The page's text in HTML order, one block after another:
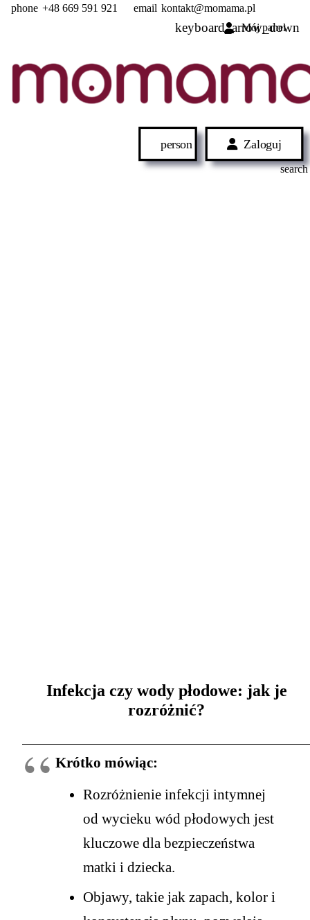
phone +48 669 591 921 email kontakt@momama.pl
Mój panel
person Zaloguj
search
Infekcja czy wody płodowe: jak je
rozróżnić?
Krótko mówiąc:
Rozróżnienie infekcji intymnej
od wycieku wód płodowych jest
kluczowe dla bezpieczeństwa
matki i dziecka.
Objawy, takie jak zapach, kolor i